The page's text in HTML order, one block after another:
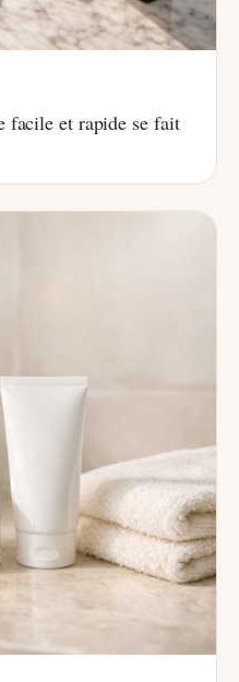
facile et rapide se fait